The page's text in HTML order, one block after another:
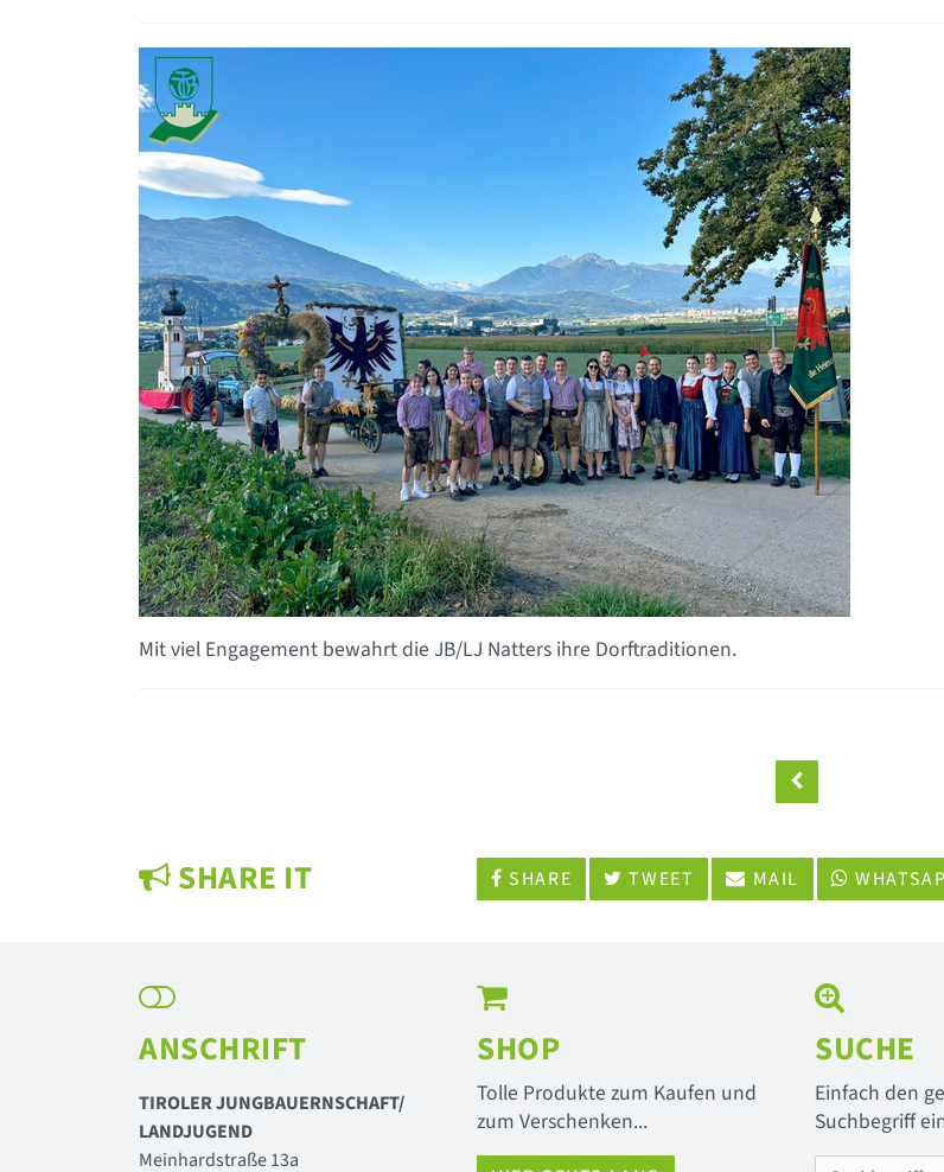
Mit viel Engagement bewahrt die JB/LJ Natters ihre Dorftraditionen.
SHARE IT SHARE TWEET MAIL
ANSCHRIFT
TIROLER JUNGBAUERNSCHAFT/
LANDJUGEND
Meinhardstraße 13a
SHOP
Tolle Produkte zum Kaufen und
zum Verschenken...
SUCHE
Einfach den
Suchbegriff